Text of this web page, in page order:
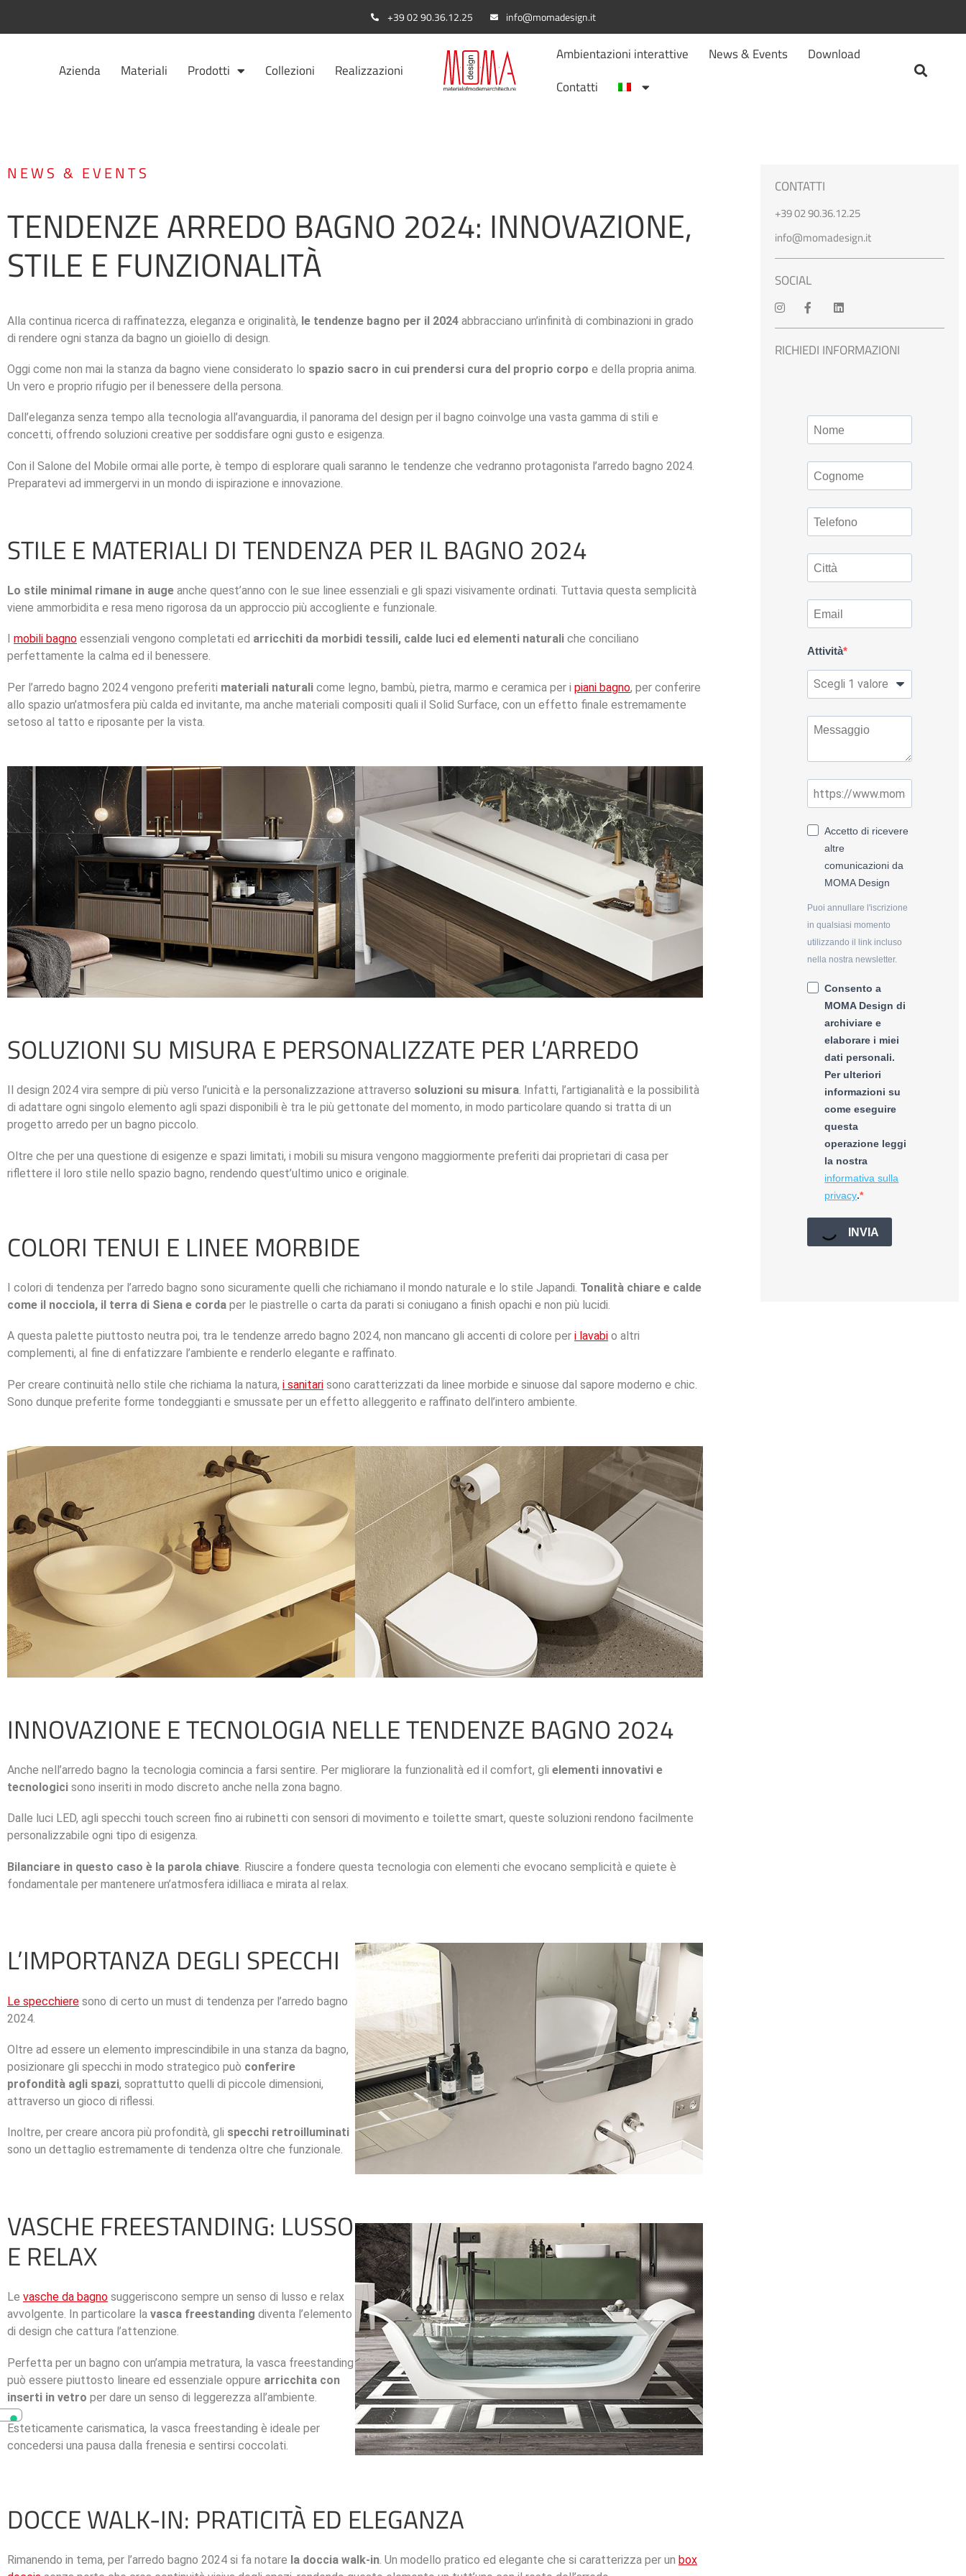
+39 02 90.36.12.25 info@momadesign.it
Azienda Materiali Prodotti Collezioni Realizzazioni
Ambientazioni interattive News & Events
Download
Contatti
NEWS & EVENTS
TENDENZE ARREDO BAGNO 2024: INNOVAZIONE,
STILE E FUNZIONALITÀ
Alla continua ricerca di raffinatezza, eleganza e originalità, le tendenze bagno per il 2024 abbracciano un’infinità di combinazioni in grado
di rendere ogni stanza da bagno un gioiello di design.
Oggi come non mai la stanza da bagno viene considerato lo spazio sacro in cui prendersi cura del proprio corpo e della propria anima.
Un vero e proprio rifugio per il benessere della persona.
Dall’eleganza senza tempo alla tecnologia all’avanguardia, il panorama del design per il bagno coinvolge una vasta gamma di stili e
concetti, offrendo soluzioni creative per soddisfare ogni gusto e esigenza.
Con il Salone del Mobile ormai alle porte, è tempo di esplorare quali saranno le tendenze che vedranno protagonista l’arredo bagno 2024.
Preparatevi ad immergervi in un mondo di ispirazione e innovazione.
STILE E MATERIALI DI TENDENZA PER IL BAGNO 2024
Lo stile minimal rimane in auge anche quest’anno con le sue linee essenziali e gli spazi visivamente ordinati. Tuttavia questa semplicità
viene ammorbidita e resa meno rigorosa da un approccio più accogliente e funzionale.
mobili bagno essenziali vengono completati ed arricchiti da morbidi tessili, calde luci ed elementi naturali che conciliano
perfettamente la calma ed il benessere.
Per l’arredo bagno 2024 vengono preferiti materiali naturali come legno, bambù, pietra, marmo e ceramica per i piani bagno, per conferire
allo spazio un’atmosfera più calda ed invitante, ma anche materiali compositi quali il Solid Surface, con un effetto finale estremamente
setoso al tatto e riposante per la vista.
SOLUZIONI SU MISURA E PERSONALIZZATE PER L’ARREDO
Il design 2024 vira sempre di più verso l’unicità e la personalizzazione attraverso soluzioni su misura. Infatti, l’artigianalità e la possibilità
di adattare ogni singolo elemento agli spazi disponibili è tra le più gettonate del momento, in modo particolare quando si tratta di un
progetto arredo per un bagno piccolo.
Oltre che per una questione di esigenze e spazi limitati, i mobili su misura vengono maggiormente preferiti dai proprietari di casa per
riflettere il loro stile nello spazio bagno, rendendo quest’ultimo unico e originale.
COLORI TENUI E LINEE MORBIDE
I colori di tendenza per l’arredo bagno sono sicuramente quelli che richiamano il mondo naturale e lo stile Japandi. Tonalità chiare e calde
come il nocciola, il terra di Siena e corda per le piastrelle o carta da parati si coniugano a finish opachi e non più lucidi.
A questa palette piuttosto neutra poi, tra le tendenze arredo bagno 2024, non mancano gli accenti di colore per i lavabi o altri
complementi, al fine di enfatizzare l’ambiente e renderlo elegante e raffinato.
Per creare continuità nello stile che richiama la natura, i sanitari sono caratterizzati da linee morbide e sinuose dal sapore moderno e chic.
Sono dunque preferite forme tondeggianti e smussate per un effetto alleggerito e raffinato dell’intero ambiente.
INNOVAZIONE E TECNOLOGIA NELLE TENDENZE BAGNO 2024
Anche nell’arredo bagno la tecnologia comincia a farsi sentire. Per migliorare la funzionalità ed il comfort, gli elementi innovativi e
tecnologici sono inseriti in modo discreto anche nella zona bagno.
Dalle luci LED, agli specchi touch screen fino ai rubinetti con sensori di movimento e toilette smart, queste soluzioni rendono facilmente
personalizzabile ogni tipo di esigenza.
Bilanciare in questo caso è la parola chiave . Riuscire a fondere questa tecnologia con elementi che evocano semplicità e quiete è
fondamentale per mantenere un’atmosfera idilliaca e mirata al relax.
L’IMPORTANZA DEGLI SPECCHI
Le specchiere sono di certo un must di tendenza per l’arredo bagno
2024.
Oltre ad essere un elemento imprescindibile in una stanza da bagno,
posizionare gli specchi in modo strategico può conferire
profondità agli spazi, soprattutto quelli di piccole dimensioni,
attraverso un gioco di riflessi.
Inoltre, per creare ancora più profondità, gli specchi retroilluminati
sono un dettaglio estremamente di tendenza oltre che funzionale.
VASCHE FREESTANDING: LUSSO
E RELAX
Le vasche da bagno suggeriscono sempre un senso di lusso e relax
avvolgente. In particolare la vasca freestanding diventa l’elemento
di design che cattura l’attenzione.
Perfetta per un bagno con un’ampia metratura, la vasca freestanding
può essere piuttosto lineare ed essenziale oppure arricchita con
inserti in vetro per dare un senso di leggerezza all’ambiente.
Esteticamente carismatica, la vasca freestanding è ideale per
concedersi una pausa dalla frenesia e sentirsi coccolati.
DOCCE WALK-IN: PRATICITÀ ED ELEGANZA
Rimanendo in tema, per l’arredo bagno 2024 si fa notare la doccia walk-in. Un modello pratico ed elegante che si caratterizza per un box
CONTATTI
+39 02 90.36.12.25
info@momadesign.it
SOCIAL
RICHIEDI INFORMAZIONI
Attività
Accetto di ricevere
altre
comunicazioni da
MOMA Design
Puoi annullare l'iscrizione
in qualsiasi momento
utilizzando il link incluso
nella nostra newsletter.
Consento a
MOMA Design di
archiviare e
elaborare i miei
dati personali.
Per ulteriori
informazioni su
come eseguire
questa
operazione leggi
la nostra
informativa sulla
privacy.
INVIA